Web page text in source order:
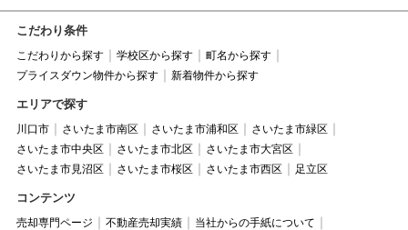
こだわり条件
こだわりから探す 学校区から探す
町名から探す
プライスダウン物件から探す
新着物件から探す
エリアで探す
川口市 さいたま市南区 さいたま市浦和区
さいたま市緑区
さいたま市中央区
さいたま市北区
さいたま市大宮区
さいたま市見沼区
さいたま市桜区 さいたま市西区 足立区
コンテンツ
売却専門ページ 不動産売却実績
当社からの手紙について